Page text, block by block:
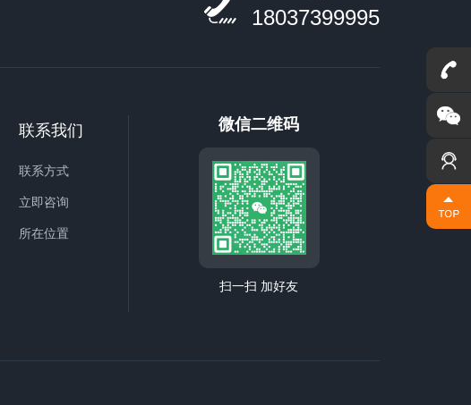
18037399995
联系我们
联系方式
立即咨询
所在位置
微信二维码
扫一扫 加好友